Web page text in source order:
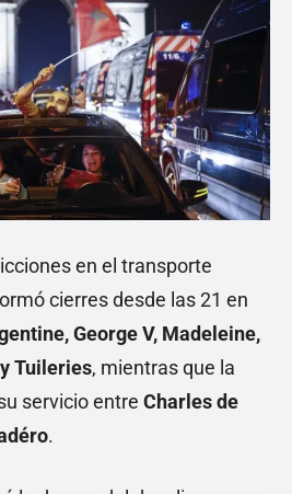
en el transporte
cierres desde las 21 en
George V, Madeleine,
Tuileries, mientras que la
servicio entre Charles de
.